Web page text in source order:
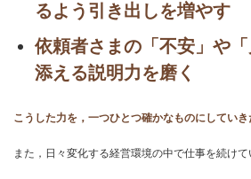
るよう引き出しを増やす
依頼者さまの「不安」や
添える説明力を磨く
こうした力を，一つひとつ確かなものにしていき
また，日々変化する経営環境の中で仕事を続けて